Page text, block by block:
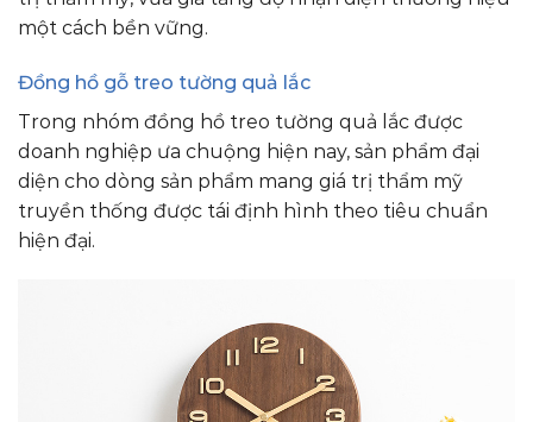
một cách bền vững.
Đồng hồ gỗ treo tường quả lắc
Trong nhóm đồng hồ treo tường quả lắc được
doanh nghiệp ưa chuộng hiện nay, sản phẩm đại
diện cho dòng sản phẩm mang giá trị thẩm mỹ
truyền thống được tái định hình theo tiêu chuẩn
hiện đại.